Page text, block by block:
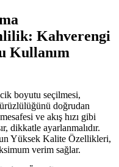
Kahverengi
Kullanım
boyutu seçilmesi,
doğrudan
ve akış hızı gibi
dikkatle ayarlanmalıdır.
Yüksek Kalite Özellikleri,
verim sağlar.